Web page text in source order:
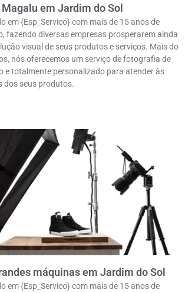
em Jardim do Sol
em {Esp_Servico} com mais de 15 anos de
fazendo diversas empresas prosperarem ainda
visual de seus produtos e serviços. Mais do
nós oferecemos um serviço de fotografia de
e totalmente personalizado para atender às
dos seus produtos.
máquinas em Jardim do Sol
em {Esp_Servico} com mais de 15 anos de